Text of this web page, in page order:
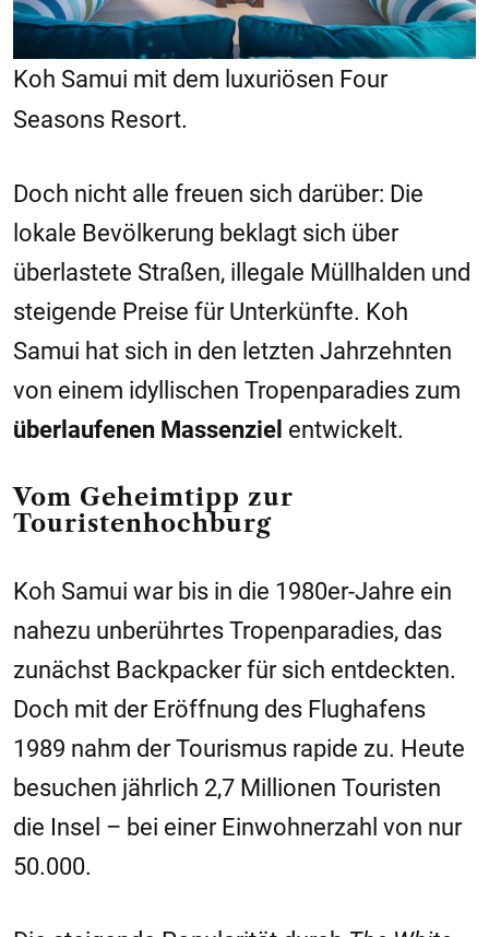
Koh Samui mit dem luxuriösen Four
Seasons Resort.
Doch nicht alle freuen sich darüber: Die
lokale Bevölkerung beklagt sich über
überlastete Straßen, illegale Müllhalden und
steigende Preise für Unterkünfte. Koh
Samui hat sich in den letzten Jahrzehnten
von einem idyllischen Tropenparadies zum
überlaufenen Massenziel entwickelt.
Vom Geheimtipp zur
Touristenhochburg
Koh Samui war bis in die 1980er-Jahre ein
nahezu unberührtes Tropenparadies, das
zunächst Backpacker für sich entdeckten.
Doch mit der Eröffnung des Flughafens
1989 nahm der Tourismus rapide zu. Heute
besuchen jährlich 2,7 Millionen Touristen
die Insel – bei einer Einwohnerzahl von nur
50.000.